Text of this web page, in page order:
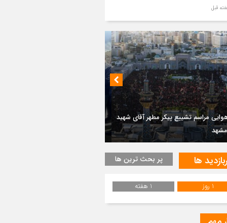
مطهر رهبر شهید انقلاب در حرم مطهر
آرام گرفت
طواف تهران، قم و عتبات… اینک سلامِ
در آستان امام رئوف
هوایی مراسم تشییع پیکر مطهر آقای
ایران – مشهد
تشییع پیکر مطهر آقای شهید ایران –
از تراکم جمعیت حاضر در میدان
پیکر رهبر شهید انقلاب در نجف اشرف
مجموعه تفریحی و گردشگری در منطقه
لاریخانی دیلمان
ها پر بحث ترین ها
1 روز 1 هفته